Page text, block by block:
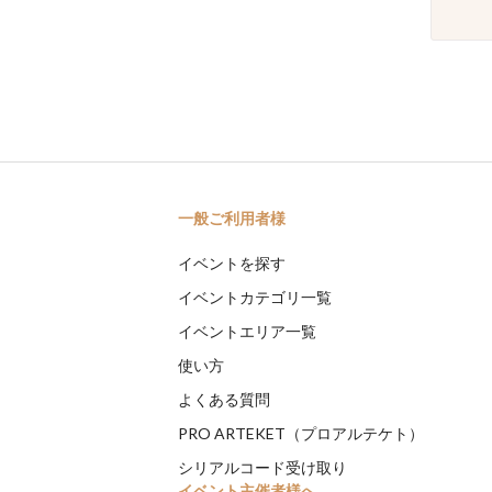
一般ご利用者様
イベントを探す
イベントカテゴリ一覧
イベントエリア一覧
使い方
よくある質問
PRO ARTEKET（プロアルテケト）
シリアルコード受け取り